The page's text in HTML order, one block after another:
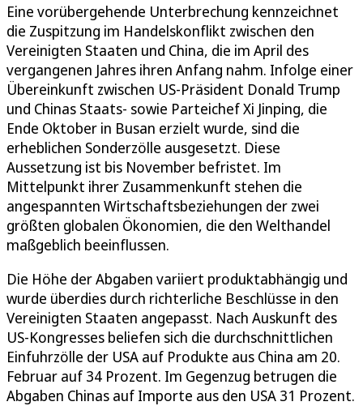
Eine vorübergehende Unterbrechung kennzeichnet
die Zuspitzung im Handelskonflikt zwischen den
Vereinigten Staaten und China, die im April des
vergangenen Jahres ihren Anfang nahm. Infolge einer
Übereinkunft zwischen US-Präsident Donald Trump
und Chinas Staats- sowie Parteichef Xi Jinping, die
Ende Oktober in Busan erzielt wurde, sind die
erheblichen Sonderzölle ausgesetzt. Diese
Aussetzung ist bis November befristet. Im
Mittelpunkt ihrer Zusammenkunft stehen die
angespannten Wirtschaftsbeziehungen der zwei
größten globalen Ökonomien, die den Welthandel
maßgeblich beeinflussen.
Die Höhe der Abgaben variiert produktabhängig und
wurde überdies durch richterliche Beschlüsse in den
Vereinigten Staaten angepasst. Nach Auskunft des
US-Kongresses beliefen sich die durchschnittlichen
Einfuhrzölle der USA auf Produkte aus China am 20.
Februar auf 34 Prozent. Im Gegenzug betrugen die
Abgaben Chinas auf Importe aus den USA 31 Prozent.